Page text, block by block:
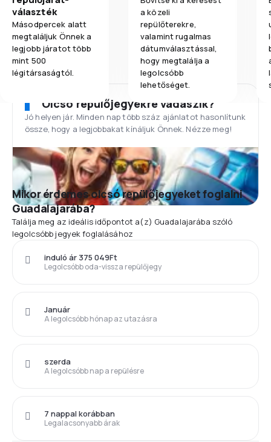
választék
Másodpercek alatt
megtaláljuk Önnek a
legjobb járatot több
mint 500
légitársaságtól.
a közeli
repülőterekre,
valamint rugalmas
dátumválasztással,
hogy megtalálja a
legolcsóbb
lehetőséget.
Olcsó repülőjegyekre vadászik?
Jó helyen jár. Minden nap több száz ajánlatot hasonlítunk
össze, hogy a legjobbakat kínáljuk Önnek. Nézze meg!
Mikor érdemes olcsó repülőjegyeket foglalni
Guadalajarába?
Találja meg az ideális időpontot a(z) Guadalajarába szóló
legolcsóbb jegyek foglalásához
Legolcsóbb oda-vissza repülőjegy
induló ár 375 049Ft
A legolcsóbb hónap az utazásra
Január
A legolcsóbb nap a repülésre
szerda
Legalacsonyabb árak
7 nappal korábban